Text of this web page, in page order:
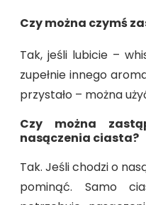
Czy można czymś
Tak, jeśli lubicie –
zupełnie innego
przystało – można
Czy można
nasączenia ciasta?
Tak. Jeśli chodzi o
pominąć. Samo